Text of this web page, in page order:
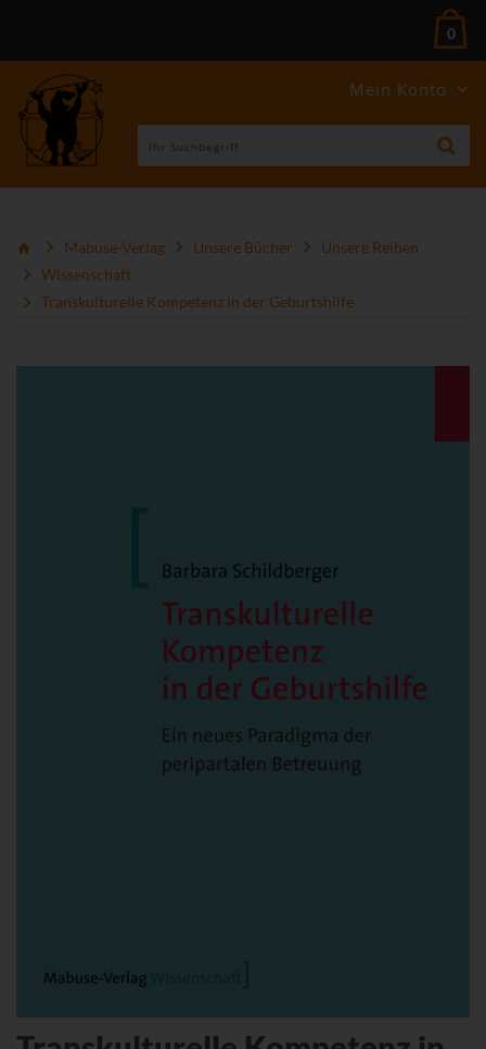
Mein Konto
0
Mabuse-Verlag Unsere Bücher
Unsere Reihen
Wissenschaft
Transkulturelle Kompetenz in der Geburtshilfe